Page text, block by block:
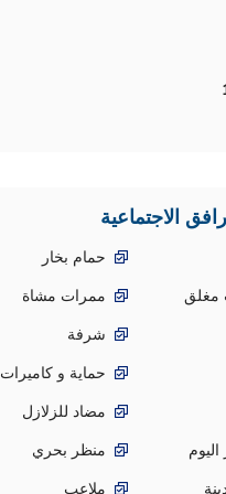
الاجتماعية
حمام بخار
مغلق
ممرات مشاة
شرفة
حماية و كاميرات
مضاد للزلازل
منظر بحري
ملاعب